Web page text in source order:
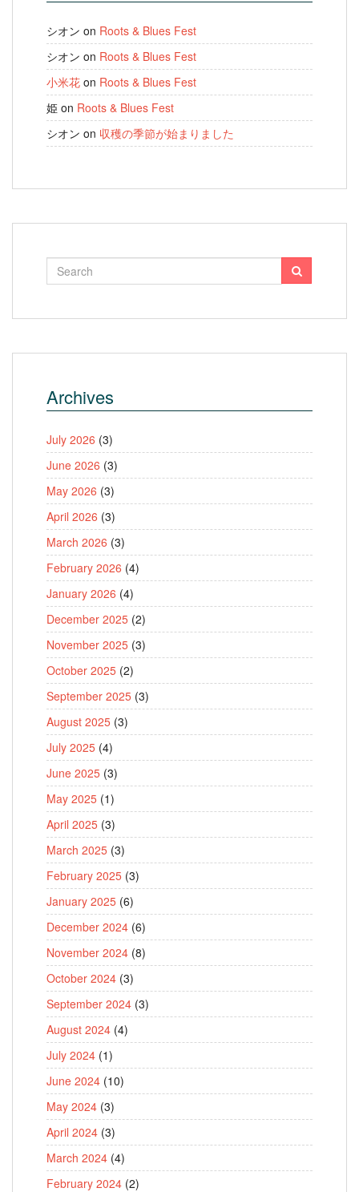
シオン on Roots & Blues Fest
シオン on Roots & Blues Fest
小米花 on Roots & Blues Fest
姫 on Roots & Blues Fest
シオン on 収穫の季節が始まりました
Archives
July 2026 (3)
June 2026 (3)
May 2026 (3)
April 2026 (3)
March 2026 (3)
February 2026 (4)
January 2026 (4)
December 2025 (2)
November 2025 (3)
October 2025 (2)
September 2025 (3)
August 2025 (3)
July 2025 (4)
June 2025 (3)
May 2025 (1)
April 2025 (3)
March 2025 (3)
February 2025 (3)
January 2025 (6)
December 2024 (6)
November 2024 (8)
October 2024 (3)
September 2024 (3)
August 2024 (4)
July 2024 (1)
June 2024 (10)
May 2024 (3)
April 2024 (3)
March 2024 (4)
February 2024 (2)